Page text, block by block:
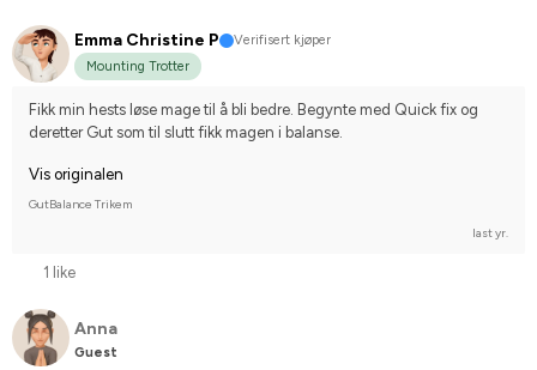
Emma Christine P
Verifisert kjøper
Mounting Trotter
Fikk min hests løse mage til å bli bedre. Begynte med Quick fix og
deretter Gut som til slutt fikk magen i balanse.
Vis originalen
GutBalance Trikem
last yr.
1 like
Anna
Guest